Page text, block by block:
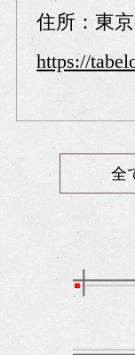
住所：東
https://
全